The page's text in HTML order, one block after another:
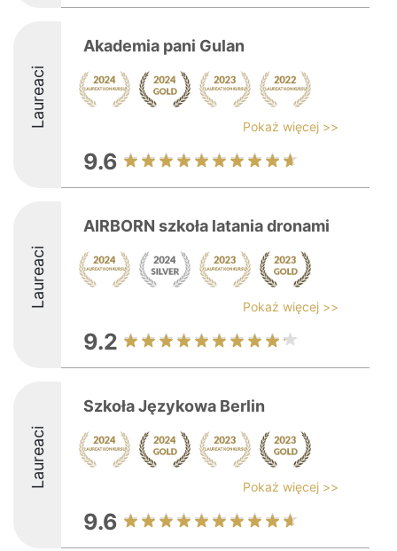
Laureaci
Akademia pani Gulan
Pokaż więcej >>
9.6
Laureaci
AIRBORN szkoła latania dronami
Pokaż więcej >>
9.2
Laureaci
Szkoła Językowa Berlin
Pokaż więcej >>
9.6